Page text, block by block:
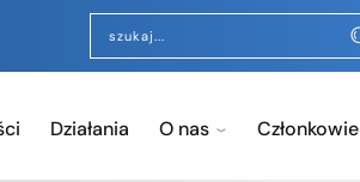
Działania O nas Członkowie